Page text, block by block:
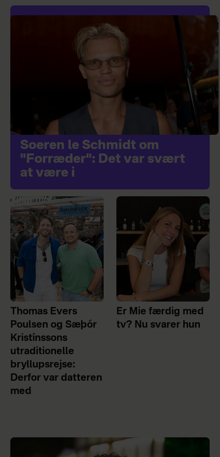
Soeren le Schmidt om
"Forræder": Det var svært
at være i
Thomas Evers
Poulsen og Sæþór
Kristínssons
utraditionelle
bryllupsrejse:
Derfor var datteren
med
Er Mie færdig med
tv? Nu svarer hun